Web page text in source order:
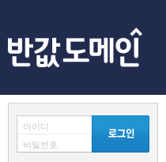
아이디
비밀번호